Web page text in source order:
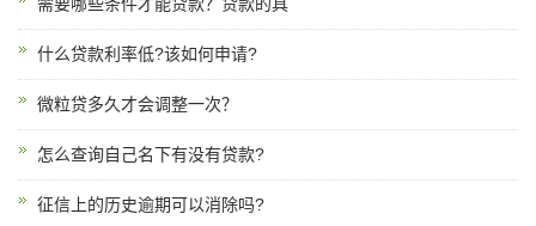
什么贷款利率低?该如何申请?
微粒贷多久才会调整一次？
怎么查询自己名下有没有贷款?
征信上的历史逾期可以消除吗?